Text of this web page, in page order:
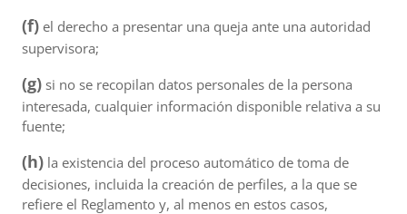
(f) el derecho a presentar una queja ante una autoridad
supervisora;
(g) si no se recopilan datos personales de la persona
interesada, cualquier información disponible relativa a su
fuente;
(h) la existencia del proceso automático de toma de
decisiones, incluida la creación de perfiles, a la que se
refiere el Reglamento y, al menos en estos casos,